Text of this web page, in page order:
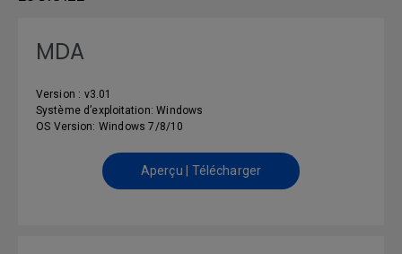
MDA
Version : v3.01
Système d’exploitation: Windows
OS Version: Windows 7/8/10
Aperçu | Télécharger